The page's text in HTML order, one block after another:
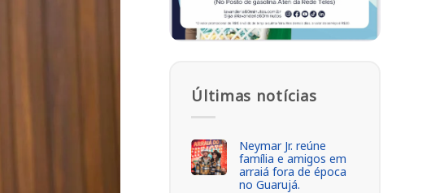
Últimas notícias
Neymar Jr. reúne
família e amigos em
arraiá fora de época
no Guarujá.